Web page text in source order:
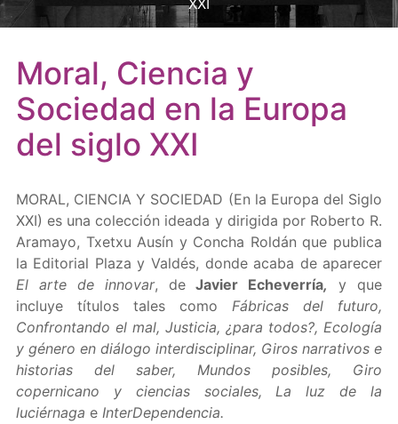
XXI
Moral, Ciencia y
Sociedad en la Europa
del siglo XXI
MORAL, CIENCIA Y SOCIEDAD (En la Europa del Siglo
XXI) es una colección ideada y dirigida por Roberto R.
Aramayo, Txetxu Ausín y Concha Roldán que publica
la Editorial Plaza y Valdés, donde acaba de aparecer
El arte de innovar, deJavier Echeverría,
y que
incluye títulos tales como Fábricas del futuro,
Confrontando el mal, Justicia, ¿para todos?, Ecología
y género en diálogo interdisciplinar, Giros narrativos e
historias del saber, Mundos posibles, Giro
copernicano y ciencias sociales, La luz de la
luciérnaga e InterDependencia.